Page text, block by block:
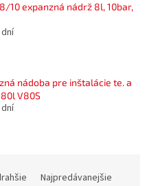
8/10 expanzná nádrž 8l, 10bar,
nádoba pre inštalácie te. a
V80S
Najpredávanejšie